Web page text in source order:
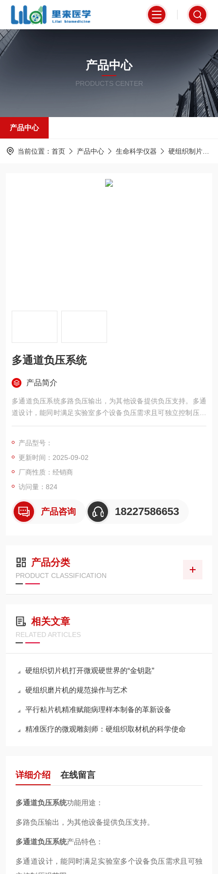
产品中心
PRODUCTS CENTER
产品中心
当前位置： 首页 产品中心 生命科学仪器 硬组织制片
多通道负压系统
产品简介
多通道负压系统多路负压输出，为其他设备提供负压支持。多通
道设计，能同时满足实验室多个设备负压需求且可独立控制压强
范围
产品型号：
更新时间：2025-09-02
厂商性质：经销商
访问量：824
产品咨询 18227586653
产品分类
PRODUCT CLASSIFICATION
相关文章
RELATED ARTICLES
硬组织切片机打开微观硬世界的“金钥匙”
硬组织磨片机的规范操作与艺术
平行粘片机精准赋能病理样本制备的革新设备
精准医疗的微观雕刻师：硬组织取材机的科学使命
详细介绍 在线留言
多通道负压系统功能用途：
多路负压输出，为其他设备提供负压支持。
多通道负压系统产品特色：
多通道设计，能同时满足实验室多个设备负压需求且可独